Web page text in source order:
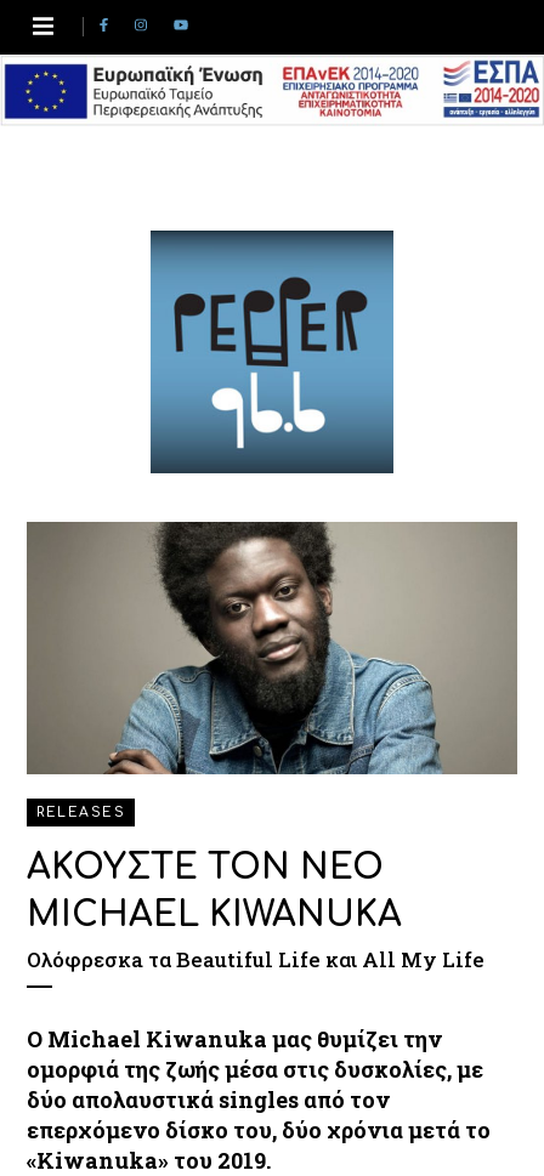
RELEASES
ΑΚΟΥΣΤΕ ΤΟΝ ΝΕΟ
MICHAEL KIWANUKA
Ολόφρεσκa τα Beautiful Life και All My Life
O Michael Kiwanuka μας θυμίζει την
ομορφιά της ζωής μέσα στις δυσκολίες, με
δύο απολαυστικά singles από τον
επερχόμενο δίσκο του, δύο χρόνια μετά το
«Kiwanuka» του 2019.